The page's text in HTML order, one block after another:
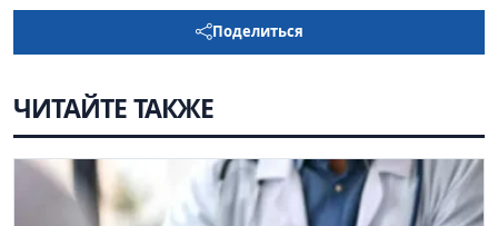
Поделиться
ЧИТАЙТЕ ТАКЖЕ